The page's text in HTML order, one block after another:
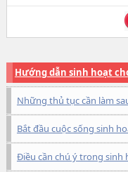
Hướng dẫn sinh hoạt
Những thủ tục cần làm
Bắt đầu cuộc sống sinh
Điều cần chú ý trong sinh